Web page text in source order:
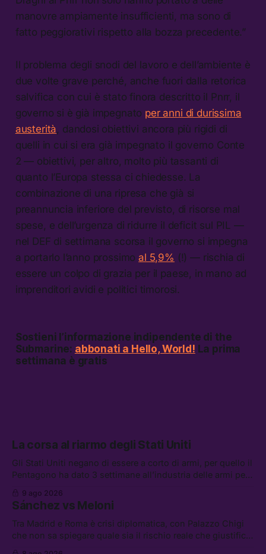
manovre ampiamente insufficienti, ma sono di
fatto peggiorativi rispetto alla bozza precedente.”
Il problema degli snodi del lavoro e dell’ambiente è
due volte grave perché, anche fuori dalla retorica
salvifica con cui è stato finora descritto il Pnrr, il
governo si è già impegnato per anni di durissima
austerità, dandosi obiettivi ancora più rigidi di
quelli in cui si era già impegnato il governo Conte
2 — obiettivi, per altro, molto più tassanti di
quanto l’Europa stessa ci chiedesse. La
combinazione di una ripresa che già si
preannuncia inferiore del previsto, di risorse mal
spese, e dell’urgenza di ridurre il deficit sul PIL —
nel DEF di settimana scorsa il governo si impegna
a portarlo l’anno prossimoal 5,9% (!) — rischia di
essere un colpo di grazia per il paese, in mano ad
imprenditori avidi e politici timorosi.
Sostieni l’informazione indipendente di the
Submarine: abbonati a Hello, World! La prima
settimana è gratis
La corsa al riarmo degli Stati Uniti
Gli Stati Uniti negano di essere a corto di armi, per quello il
Pentagono ha dato 3 settimane all’industria delle armi per
continuerà ad usare i servizi di Palantir, la protesta contro
La Russa, e la centrale elettrica di Amazon in Texas
9 ago 2026
Sánchez vs Meloni
Tra Madrid e Roma è crisi diplomatica, con Palazzo Chigi
che non sa spiegare quale sia il rischio reale che giustifica